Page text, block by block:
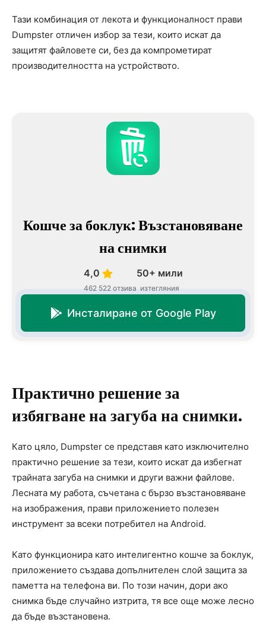
Тази комбинация от лекота и функционалност прави
Dumpster отличен избор за тези, които искат да
защитят файловете си, без да компрометират
производителността на устройството.
Кошче за боклук: Възстановяване
на снимки
4,0
462 522 отзива
50+ мили
изтегляния
Инсталиране от Google Play
Практично решение за
избягване на загуба на снимки.
Като цяло, Dumpster се представя като изключително
практично решение за тези, които искат да избегнат
трайната загуба на снимки и други важни файлове.
Лесната му работа, съчетана с бързо възстановяване
на изображения, прави приложението полезен
инструмент за всеки потребител на Android.
Като функционира като интелигентно кошче за боклук,
приложението създава допълнителен слой защита за
паметта на телефона ви. По този начин, дори ако
снимка бъде случайно изтрита, тя все още може лесно
да бъде възстановена.